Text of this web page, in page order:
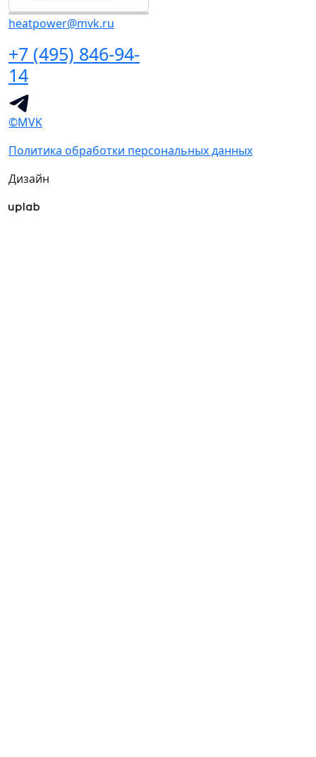
heatpower@mvk.ru
+7 (495) 846-94-
14
©MVK
Политика обработки персональных данных
Дизайн